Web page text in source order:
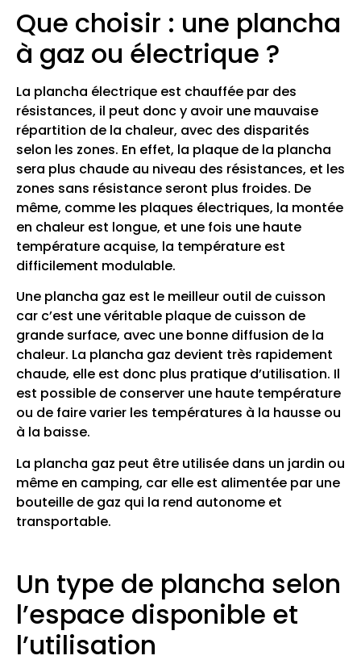
Que choisir : une plancha
à gaz ou électrique ?
La plancha électrique est chauffée par des
résistances, il peut donc y avoir une mauvaise
répartition de la chaleur, avec des disparités
selon les zones. En effet, la plaque de la plancha
sera plus chaude au niveau des résistances, et les
zones sans résistance seront plus froides. De
même, comme les plaques électriques, la montée
en chaleur est longue, et une fois une haute
température acquise, la température est
difficilement modulable.
Une plancha gaz est le meilleur outil de cuisson
car c’est une véritable plaque de cuisson de
grande surface, avec une bonne diffusion de la
chaleur. La plancha gaz devient très rapidement
chaude, elle est donc plus pratique d’utilisation. Il
est possible de conserver une haute température
ou de faire varier les températures à la hausse ou
à la baisse.
La plancha gaz peut être utilisée dans un jardin ou
même en camping, car elle est alimentée par une
bouteille de gaz qui la rend autonome et
transportable.
Un type de plancha selon
l’espace disponible et
l’utilisation